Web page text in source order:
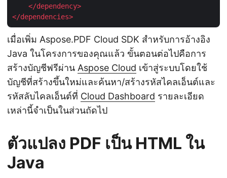
</dependency>
</dependencies>
เมื่อเพิ่ม Aspose.PDF Cloud SDK สำหรับการอ้างอิง
Java ในโครงการของคุณแล้ว ขั้นตอนต่อไปคือการ
สร้างบัญชีฟรีผ่าน Aspose Cloud เข้าสู่ระบบโดยใช้
บัญชีที่สร้างขึ้นใหม่และค้นหา/สร้างรหัสไคลเอ็นต์และ
รหัสลับไคลเอ็นต์ที่ Cloud Dashboard รายละเอียด
เหล่านี้จำเป็นในส่วนถัดไป
ตัวแปลง PDF เป็น HTML ใน
Java